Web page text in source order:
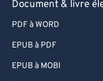
Document & livre
PDF à WORD
EPUB à PDF
EPUB à MOBI